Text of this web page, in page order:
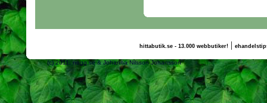
hittabutik.se - 13.000 webbutiker!|
(c) 2011, nogg.se & Johanna Nilsson Johansson